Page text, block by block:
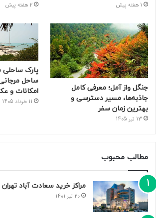
1 هفته پیش 2 هفته پیش
جنگل واز آمل؛ معرفی کامل
جاذبه‌ها، مسیر دسترسی و
بهترین زمان سفر
13 تیر 1405
پارک
ساحل
امکانات و
11 خرداد 1405
مطالب محبوب
مراکز خرید سعادت‌ آباد تهران
20 تیر 1401